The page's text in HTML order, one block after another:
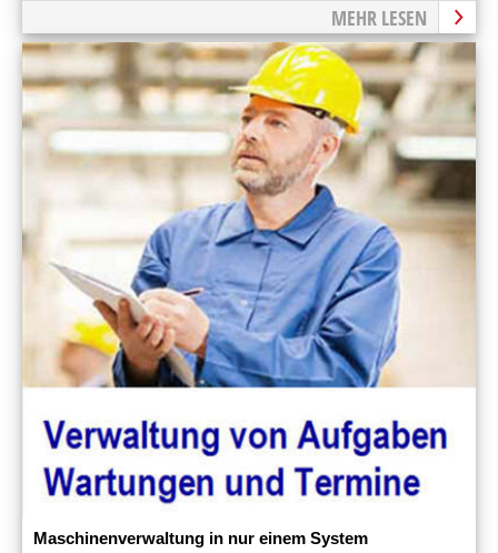
MEHR LESEN
Maschinenverwaltung in nur einem System